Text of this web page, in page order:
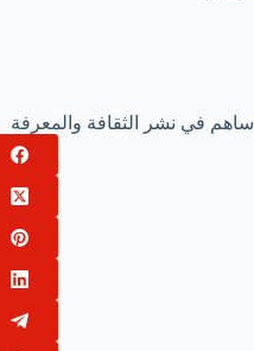
ساهم في نشر الثقافة والمعرفة